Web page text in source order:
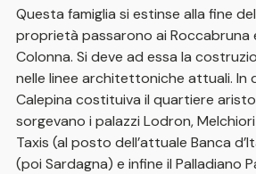
Questa famiglia si estinse alla fine
proprietà passarono ai Roccabruna
Colonna. Si deve ad essa la
nelle linee architettoniche attuali. In
Calepina costituiva il quartiere
sorgevano i palazzi Lodron,
Taxis (al posto dell’attuale Banca
(poi Sardagna) e infine il Palladiano